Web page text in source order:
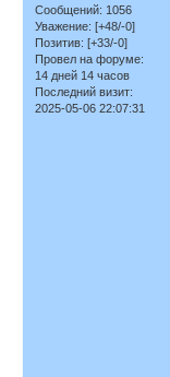
Сообщений: 1056
Уважение: [+48/-0]
Позитив: [+33/-0]
Провел на форуме:
14 дней 14 часов
Последний визит:
2025-05-06 22:07:31